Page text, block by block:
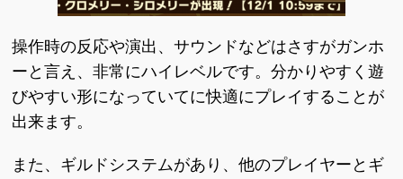
操作時の反応や演出、サウンドなどはさすがガンホ
ーと言え、非常にハイレベルです。分かりやすく遊
びやすい形になっていてに快適にプレイすることが
出来ます。
また、ギルドシステムがあり、他のプレイヤーとギ